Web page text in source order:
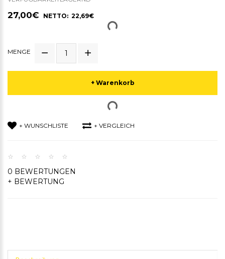
27,00€ NETTO: 22,69€
MENGE
+ Warenkorb
+ WUNSCHLISTE + VERGLEICH
0 BEWERTUNGEN
+ BEWERTUNG